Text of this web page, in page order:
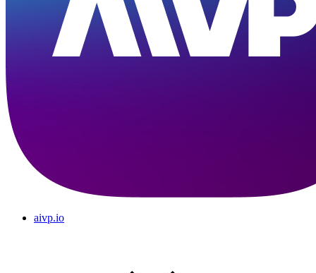
aivp.io